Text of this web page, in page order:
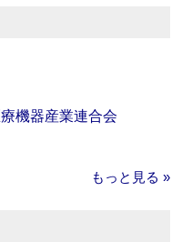
機器産業連合会
もっと見る »